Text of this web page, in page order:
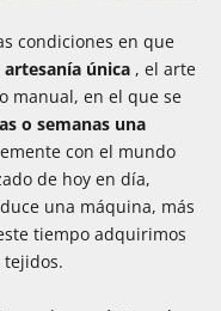
condiciones en que
artesanía única , el arte
manual, en el que se
o semanas una
con el mundo
de hoy en día,
una máquina, más
tiempo adquirimos
tejidos.